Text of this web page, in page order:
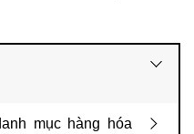
mục hàng hóa